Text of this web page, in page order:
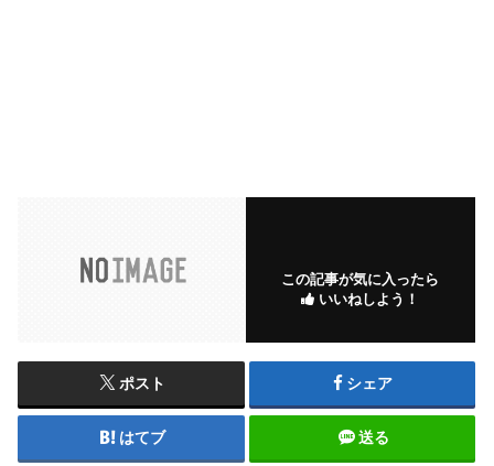
この記事が気に入ったら
いいねしよう！
ポスト シェア
はてブ 送る